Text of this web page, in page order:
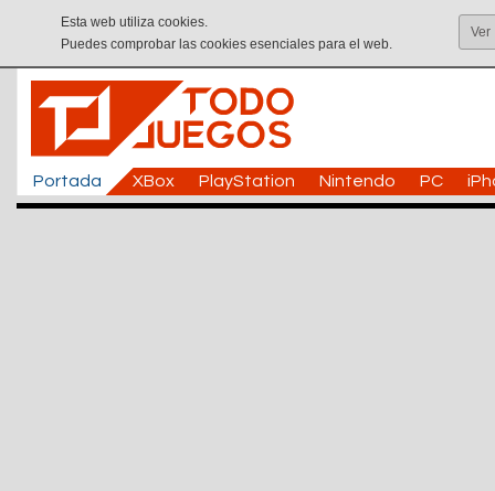
Esta web utiliza cookies.
Puedes comprobar las cookies esenciales para el web.
Ver
Portada XBox PlayStation Nintendo PC